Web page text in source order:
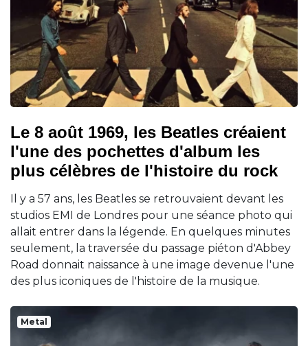
Le 8 août 1969, les Beatles créaient
l'une des pochettes d'album les
plus célèbres de l'histoire du rock
Il y a 57 ans, les Beatles se retrouvaient devant les
studios EMI de Londres pour une séance photo qui
allait entrer dans la légende. En quelques minutes
seulement, la traversée du passage piéton d'Abbey
Road donnait naissance à une image devenue l'une
des plus iconiques de l'histoire de la musique.
Metal